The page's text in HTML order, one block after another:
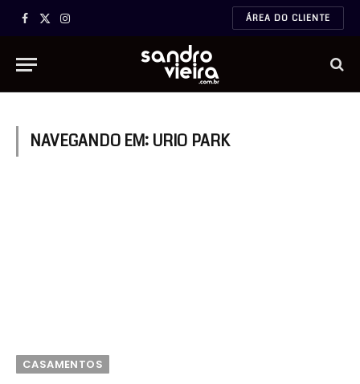
Facebook
X
Instagram ÁREA DO CLIENTE
NAVEGANDO EM: URIO PARK
CASAMENTOS